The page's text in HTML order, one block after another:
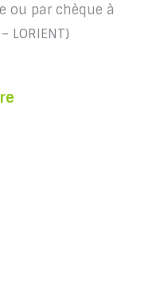
ou par chèque à
LORIENT)